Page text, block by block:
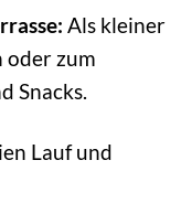
Als kleiner
oder zum
Snacks.
Lauf und